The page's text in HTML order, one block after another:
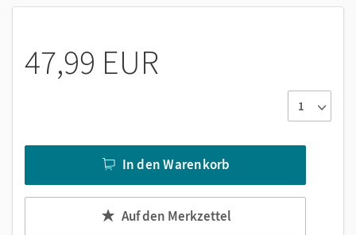
47,99 EUR
In den Warenkorb
Auf den Merkzettel